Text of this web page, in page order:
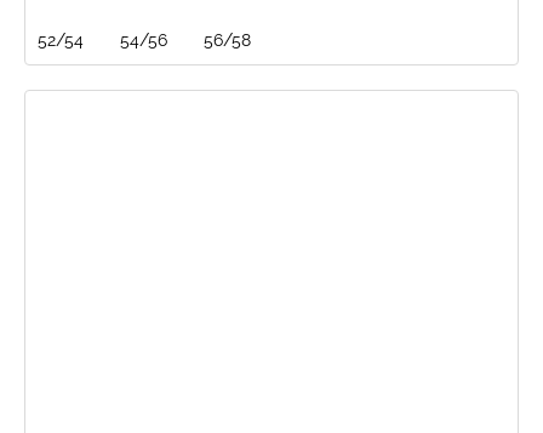
52/54 54/56 56/58